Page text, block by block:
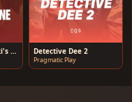
Tales of Asgard Loki's Fortune Detective Dee 2
Pragmatic Play